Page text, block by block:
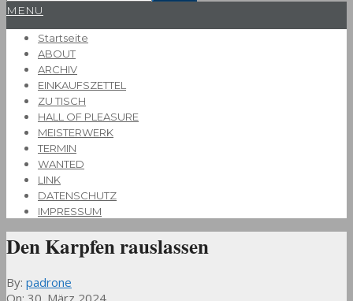
Primary
Menu
MENU
Startseite
ABOUT
ARCHIV
EINKAUFSZETTEL
ZU TISCH
HALL OF PLEASURE
MEISTERWERK
TERMIN
WANTED
LINK
DATENSCHUTZ
IMPRESSUM
Den Karpfen rauslassen
By: padrone
On: 30. März 2024